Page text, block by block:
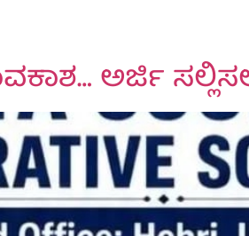
ಅರ್ಜಿ